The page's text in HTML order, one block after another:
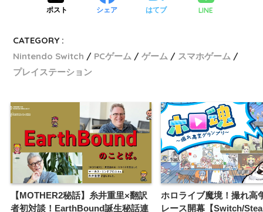
ポスト シェア はてブ LINE
CATEGORY :
Nintendo Switch
PCゲーム ゲーム
スマホゲーム
プレイステーション
【MOTHER2秘話】糸井重里×翻訳
者初対談！EarthBound誕生秘話連
ホロライブ魔境！撮れ高
レース開幕【Switch/